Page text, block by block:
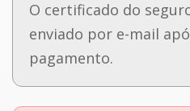
O certificado do
enviado por e-mail
pagamento.